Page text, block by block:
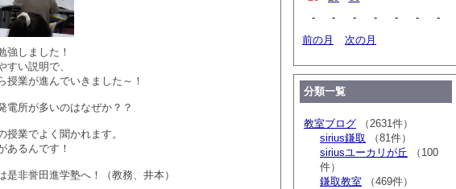
強しました！
すい説明で、
授業が進んでいきました～！
電所が多いのはなぜか？？
授業でよく聞かれます。
あるんです！
是非誉田進学塾へ！（教務、井本）
-
- - - - -
-
前の月
次の月
分類一覧
教室ブログ （2631件）
sirius鎌取 （81件）
siriusユーカリが丘 （100
件）
鎌取教室 （469件）